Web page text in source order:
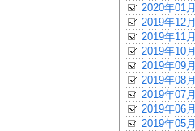
2020年01月
2019年12月
2019年11月
2019年10月
2019年09月
2019年08月
2019年07月
2019年06月
2019年05月